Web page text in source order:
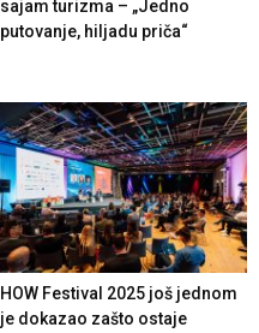
sajam turizma – „Jedno
putovanje, hiljadu priča“
HOW Festival 2025 još jednom
je dokazao zašto ostaje